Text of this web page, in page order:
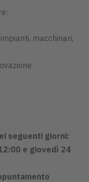
macchinari,
seguenti giorni:
e giovedì 24